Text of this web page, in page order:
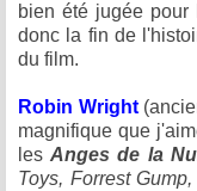
bien été jugée pour
donc la fin de
du film.
Robin Wright
magnifique que
lesAnges de la
Toys, Forrest